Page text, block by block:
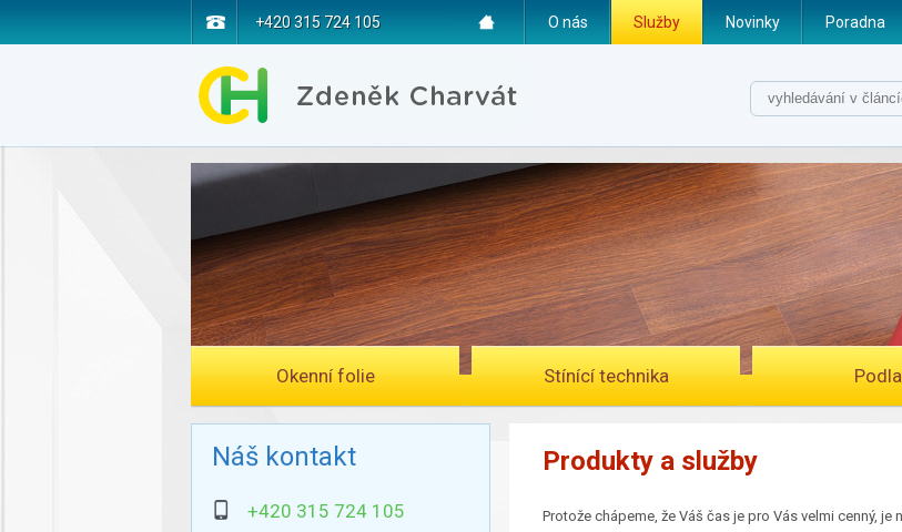
O nás Služby Novinky Poradna
+420 315 724 105
Okenní folie Stínící technika
Náš kontakt
+420 315 724 105
Produkty a služby
Protože chápeme, že Váš čas je pro Vás velmi cenný,